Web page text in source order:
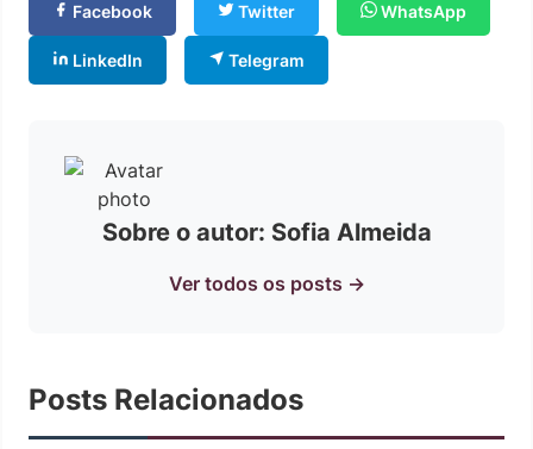
Facebook Twitter WhatsApp
LinkedIn Telegram
Sobre o autor: Sofia Almeida
Ver todos os posts →
Posts Relacionados